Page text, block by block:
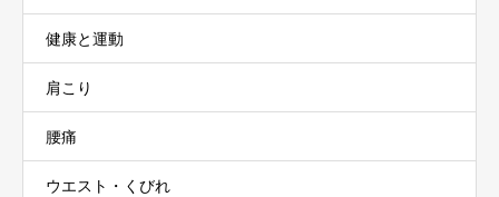
健康と運動
肩こり
腰痛
ウエスト・くびれ